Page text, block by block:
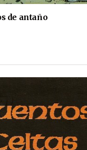
de antaño